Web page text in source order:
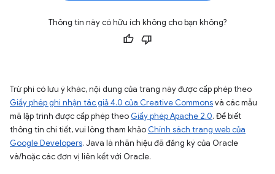
Thông tin này có hữu ích không cho bạn không?
Trừ phi có lưu ý khác, nội dung của trang này được cấp phép theo
Giấy phép ghi nhận tác giả 4.0 của Creative Commonsvà các mẫu
mã lập trình được cấp phép theo Giấy phép Apache 2.0. Để biết
thông tin chi tiết, vui lòng tham khảo Chính sách trang web của
Google Developers. Java là nhãn hiệu đã đăng ký của Oracle
và/hoặc các đơn vị liên kết với Oracle.